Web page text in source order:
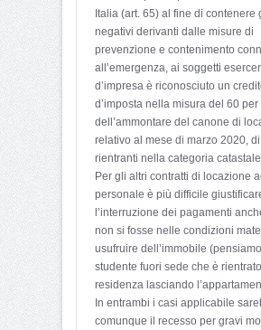
Italia (art. 65) al fine di contenere
negativi derivanti dalle misure di
prevenzione e contenimento
all’emergenza, ai soggetti
d’impresa è riconosciuto un
d’imposta nella misura del 60 per
dell’ammontare del canone di
relativo al mese di marzo 2020,
rientranti nella categoria
Per gli altri contratti di locazione
personale è più difficile
l’interruzione dei pagamenti
non si fosse nelle condizioni
usufruire dell’immobile
studente fuori sede che è
residenza lasciando
In entrambi i casi applicabile
comunque il recesso per gravi